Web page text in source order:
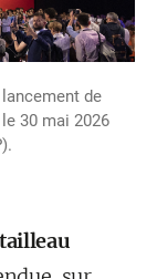
de
30 mai 2026